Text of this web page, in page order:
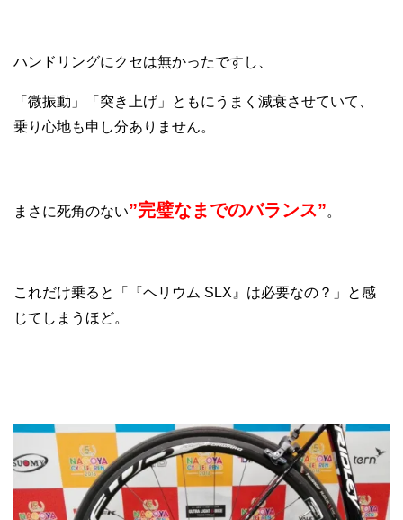
ハンドリングにクセは無かったですし、
「微振動」「突き上げ」ともにうまく減衰させていて、
乗り心地も申し分ありません。
まさに死角のない”完璧なまでのバランス”。
これだけ乗ると「『ヘリウム SLX』は必要なの？」と感
じてしまうほど。